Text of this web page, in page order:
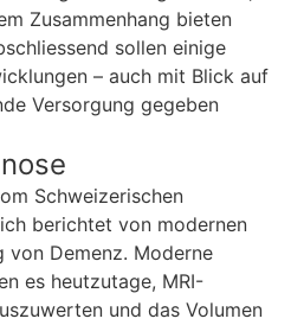
Zusammenhang bieten
sollen einige
– auch mit Blick auf
Versorgung gegeben
Schweizerischen
berichtet von modernen
von Demenz. Moderne
es heutzutage, MRI-
und das Volumen